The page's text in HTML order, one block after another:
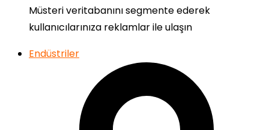
Müsteri veritabanını segmente ederek
kullanıcılarınıza reklamlar ile ulaşın
Endüstriler